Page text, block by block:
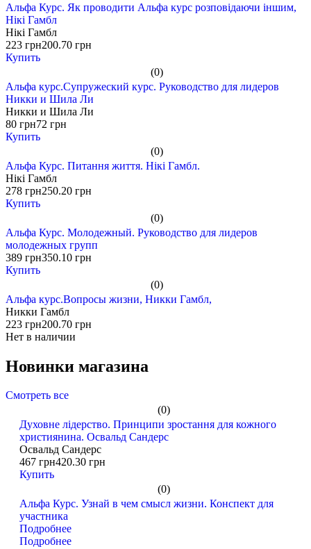
Альфа Курс. Як проводити Альфа курс розповідаючи іншим,
Нікі Гамбл
Нікі Гамбл
223 грн200.70 грн
Купить
(0)
Альфа курс.Супружеский курс. Руководство для лидеров
Никки и Шила Ли
Никки и Шила Ли
80 грн72 грн
Купить
(0)
Альфа Курс. Питання життя. Нікі Гамбл.
Нікі Гамбл
278 грн250.20 грн
Купить
(0)
Альфа Курс. Молодежный. Руководство для лидеров
молодежных групп
389 грн350.10 грн
Купить
(0)
Альфа курс.Вопросы жизни, Никки Гамбл,
Никки Гамбл
223 грн200.70 грн
Нет в наличии
Новинки магазина
Смотреть все
(0)
Духовне лідерство. Принципи зростання для кожного
християнина. Освальд Сандерс
Освальд Сандерс
467 грн420.30 грн
Купить
(0)
Альфа Курс. Узнай в чем смысл жизни. Конспект для
участника
Подробнее
Подробнее